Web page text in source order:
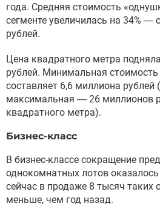
года. Средняя стоимость
сегменте увеличилась на 34% —
рублей.
Цена квадратного метра
рублей. Минимальная
составляет 6,6 миллиона
максимальная — 26 миллионов
квадратного метра).
Бизнес-класс
В бизнес-классе сокращение
однокомнатных лотов
сейчас в продаже 8 тысяч таких
меньше, чем год назад.